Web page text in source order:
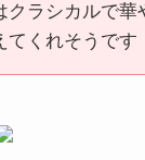
クラシカルで華
てくれそうです